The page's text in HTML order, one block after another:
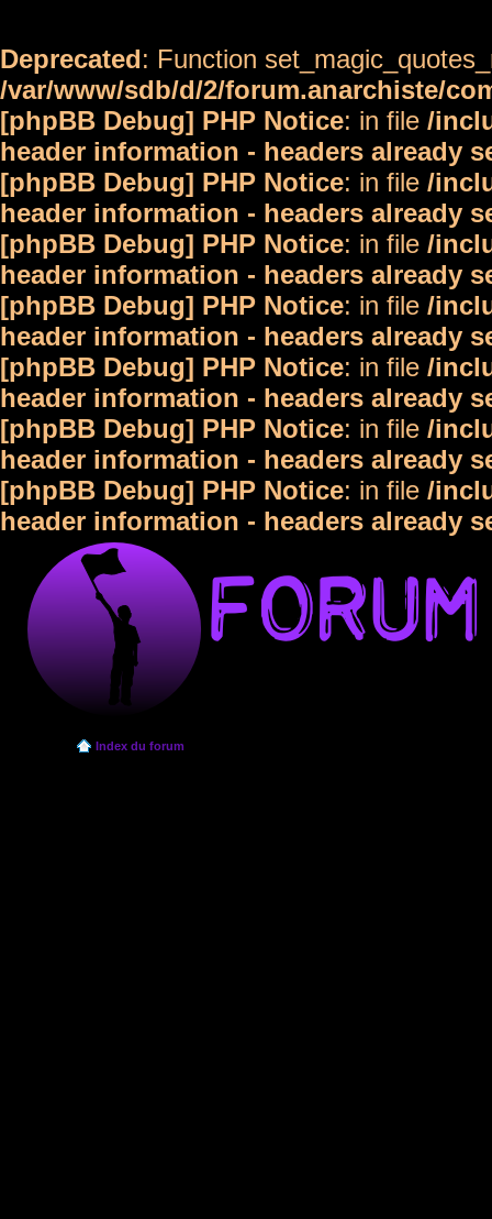
Deprecated: Function
/var/www/sdb/d/2/forum.anarchiste/
[phpBB Debug] PHP Notice: in file /
header information - headers already
[phpBB Debug] PHP Notice: in file /
header information - headers already
[phpBB Debug] PHP Notice: in file /
header information - headers already
[phpBB Debug] PHP Notice: in file /
header information - headers already
[phpBB Debug] PHP Notice: in file /
header information - headers already
[phpBB Debug] PHP Notice: in file /
header information - headers already
[phpBB Debug] PHP Notice: in file /
header information - headers already
Index du forum